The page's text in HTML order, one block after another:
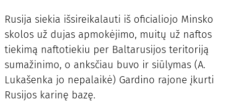
Rusija siekia išsireikalauti iš oficialiojo Minsko
skolos už dujas apmokėjimo, muitų už naftos
tiekimą naftotiekiu per Baltarusijos teritoriją
sumažinimo, o anksčiau buvo ir siūlymas (A.
Lukašenka jo nepalaikė) Gardino rajone įkurti
Rusijos karinę bazę.